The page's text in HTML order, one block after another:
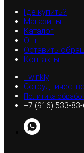
Где купить?
Магазины
Каталог
Опт
Оставить
Контакты
Twinkly
Сотрудничество
Политика
+7 (916) 533-83-